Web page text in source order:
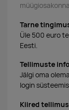
Tarne
Üle 500 euro
Eesti.
Tellimuste info
Jälgi oma
login
Kiired